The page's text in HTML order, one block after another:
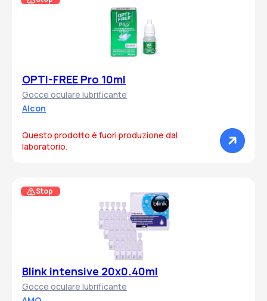
OPTI-FREE Pro 10ml
Gocce oculare lubrificante
Alcon
Questo prodotto è fuori produzione dal
laboratorio.
Blink intensive 20x0.40ml
Gocce oculare lubrificante
Stop